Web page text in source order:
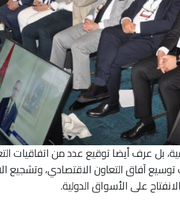
بل عرف أيضا توقيع عدد من اتفاقيات
آفاق التعاون الاقتصادي، وتشجيع
على الأسواق الدولية.